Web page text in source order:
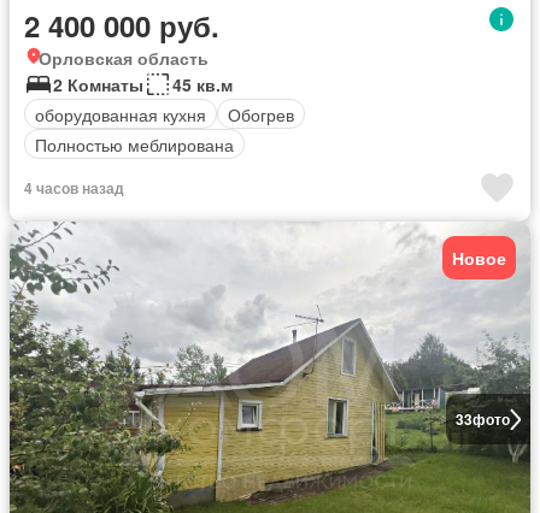
2 400 000 руб.
Орловская область
2 Комнаты
45 кв.м
оборудованная кухня
Обогрев
Полностью меблирована
4 часов назад
33фото
Новое